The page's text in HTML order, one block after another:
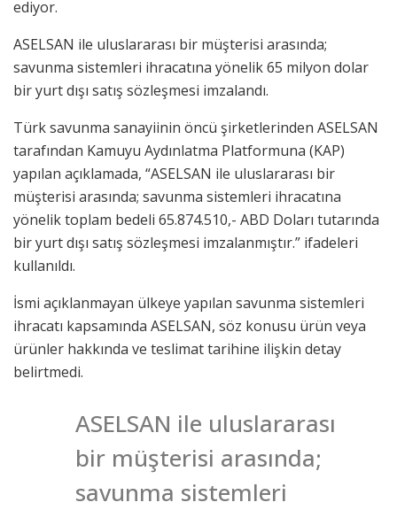
ediyor.
ASELSAN ile uluslararası bir müşterisi arasında;
savunma sistemleri ihracatına yönelik 65 milyon dolar
bir yurt dışı satış sözleşmesi imzalandı.
Türk savunma sanayiinin öncü şirketlerinden ASELSAN
tarafından Kamuyu Aydınlatma Platformuna (KAP)
yapılan açıklamada, “ASELSAN ile uluslararası bir
müşterisi arasında; savunma sistemleri ihracatına
yönelik toplam bedeli 65.874.510,- ABD Doları tutarında
bir yurt dışı satış sözleşmesi imzalanmıştır.” ifadeleri
kullanıldı.
İsmi açıklanmayan ülkeye yapılan savunma sistemleri
ihracatı kapsamında ASELSAN, söz konusu ürün veya
ürünler hakkında ve teslimat tarihine ilişkin detay
belirtmedi.
ASELSAN ile uluslararası
bir müşterisi arasında;
savunma sistemleri